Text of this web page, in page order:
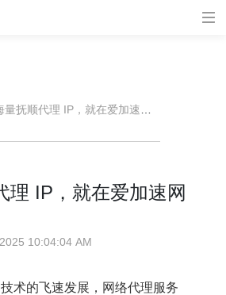
量抚顺代理 IP，就在爱加速网络代理
理 IP，就在爱加速网
10:04:04 AM
术的飞速发展，网络代理服务